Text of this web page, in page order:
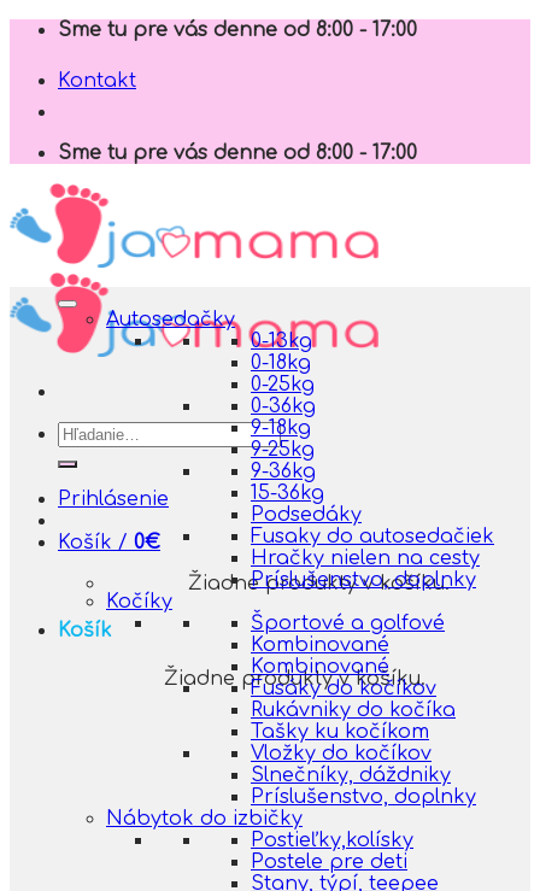
Skip
content
Sme tu pre vás denne od 8:00 - 17:00
Kontakt
Sme tu pre vás denne od 8:00 - 17:00
Hľadať:
Prihlásenie
Košík / 0€
Žiadne produkty v košíku.
Košík
Žiadne produkty v košíku.
Autosedačky
0-13kg
0-18kg
0-25kg
0-36kg
9-18kg
9-25kg
9-36kg
15-36kg
Podsedáky
Fusaky do autosedačiek
Hračky nielen na cesty
Príslušenstvo, doplnky
Kočíky
Športové a golfové
Kombinované
Kombinované
Fusáky do kočíkov
Rukávniky do kočíka
Tašky ku kočíkom
Vložky do kočíkov
Slnečníky, dáždniky
Príslušenstvo, doplnky
Nábytok do izbičky
Postieľky,kolísky
Postele pre deti
Stany, týpí, teepee